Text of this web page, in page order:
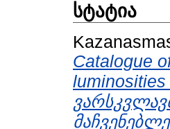
სტატია
Catalogue